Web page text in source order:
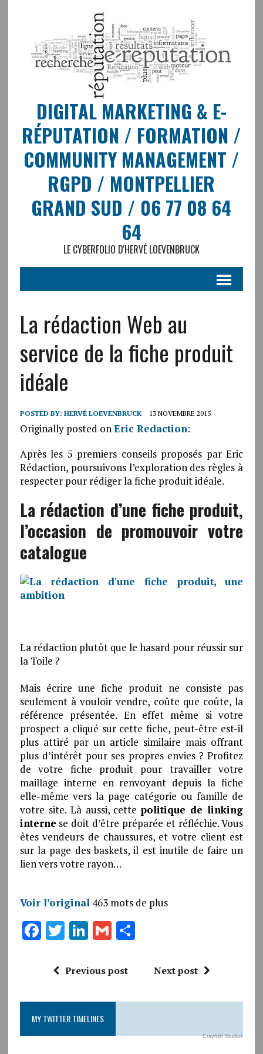
DIGITAL MARKETING & E-
RÉPUTATION / FORMATION /
COMMUNITY MANAGEMENT /
RGPD / MONTPELLIER
GRAND SUD / 06 77 08 64
64
LE CYBERFOLIO D'HERVÉ LOEVENBRUCK
La rédaction Web au
service de la fiche produit
idéale
POSTED BY: HERVÉ LOEVENBRUCK 13 NOVEMBRE 2015
Originally posted onEric Redaction:
Après les 5 premiers conseils proposés par Eric
Rédaction, poursuivons l’exploration des règles à
respecter pour rédiger la fiche produit idéale.
La rédaction d’une fiche produit,
l’occasion de promouvoir votre
catalogue
La rédaction plutôt que le hasard pour réussir sur
la Toile ?
Mais écrire une fiche produit ne consiste pas
seulement à vouloir vendre, coûte que coûte, la
référence présentée. En effet même si votre
prospect a cliqué sur cette fiche, peut-être est-il
plus attiré par un article similaire mais offrant
plus d’intérêt pour ses propres envies ? Profitez
de votre fiche produit pour travailler votre
maillage interne en renvoyant depuis la fiche
elle-même vers la page catégorie ou famille de
votre site. Là aussi, cettepolitique de linking
interne se doit d’être préparée et réfléchie. Vous
êtes vendeurs de chaussures, et votre client est
sur la page des baskets, il est inutile de faire un
lien vers votre rayon…
Voir l’original 463 mots de plus
F
ce
o
o
k
T
it
r
Li
k
dI
n
G
ai
P
g
Previous post Next post
MY TWITTER TIMELINES
Crayfish Studios